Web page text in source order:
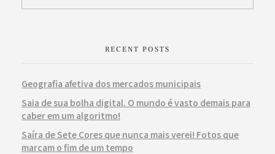
RECENT POSTS
Geografia afetiva dos mercados municipais
Saia de sua bolha digital. O mundo é vasto demais para
caber em um algoritmo!
Saíra de Sete Cores que nunca mais verei! Fotos que
marcam o fim de um tempo